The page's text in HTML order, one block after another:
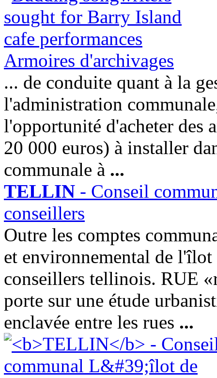
Armoires d'archivages
... de conduite quant à la
l'administration
l'opportunité d'acheter des
20 000 euros) à installer
communale à ...
TELLIN - Conseil
conseillers
Outre les comptes
et environnemental de l'îlot
conseillers tellinois. RUE
porte sur une étude
enclavée entre les rues ...